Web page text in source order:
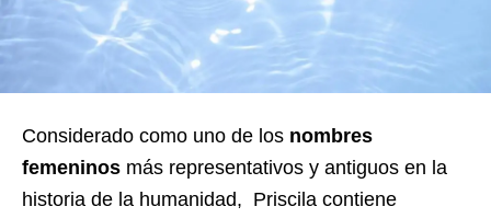
Considerado como uno de los nombres
femeninos más representativos y antiguos en la
historia de la humanidad, Priscila contiene